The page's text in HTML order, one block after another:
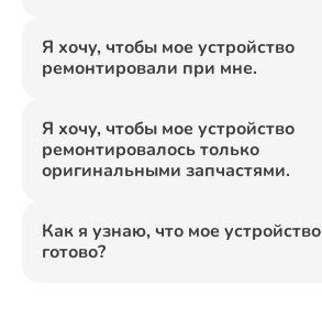
Я хочу, чтобы мое устройство
ремонтировали при мне.
Я хочу, чтобы мое устройство
ремонтировалось только
оригинальными запчастями.
Как я узнаю, что мое устройство
готово?